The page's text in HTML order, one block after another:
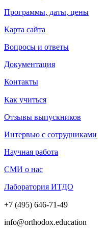
Программы, даты, цены
Карта сайта
Вопросы и ответы
Документация
Контакты
Как учиться
Отзывы выпускников
Интервью с сотрудниками
Научная работа
СМИ о нас
Лаборатория ИТДО
+7 (495) 646-71-49
info@orthodox.education